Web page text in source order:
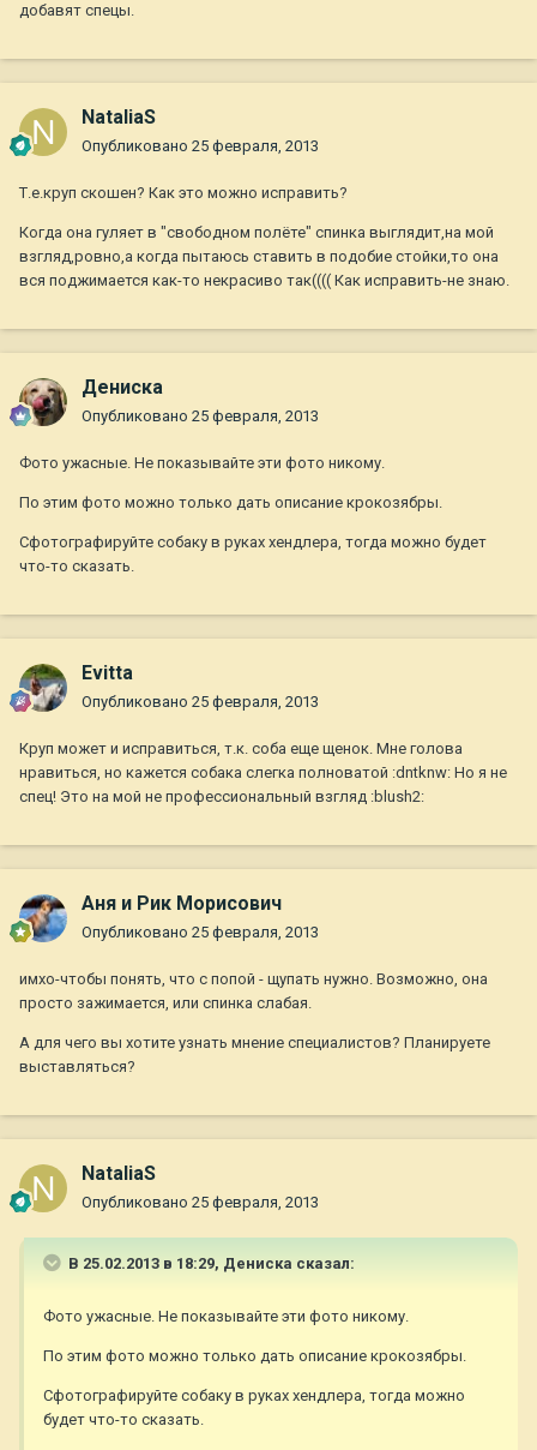
добавят спецы.
NataliaS
Опубликовано 25 февраля, 2013
Т.е.круп скошен? Как это можно исправить?
Когда она гуляет в "свободном полёте" спинка выглядит,на мой
взгляд,ровно,а когда пытаюсь ставить в подобие стойки,то она
вся поджимается как-то некрасиво так(((( Как исправить-не знаю.
Дениска
Опубликовано 25 февраля, 2013
Фото ужасные. Не показывайте эти фото никому.
По этим фото можно только дать описание крокозябры.
Сфотографируйте собаку в руках хендлера, тогда можно будет
что-то сказать.
Evitta
Опубликовано 25 февраля, 2013
Круп может и исправиться, т.к. соба еще щенок. Мне голова
нравиться, но кажется собака слегка полноватой :dntknw: Но я не
спец! Это на мой не профессиональный взгляд :blush2:
Аня и Рик Морисович
Опубликовано 25 февраля, 2013
имхо-чтобы понять, что с попой - щупать нужно. Возможно, она
просто зажимается, или спинка слабая.
А для чего вы хотите узнать мнение специалистов? Планируете
выставляться?
NataliaS
Опубликовано 25 февраля, 2013
В 25.02.2013 в 18:29, Дениска сказал:
Фото ужасные. Не показывайте эти фото никому.
По этим фото можно только дать описание крокозябры.
Сфотографируйте собаку в руках хендлера, тогда можно
будет что-то сказать.